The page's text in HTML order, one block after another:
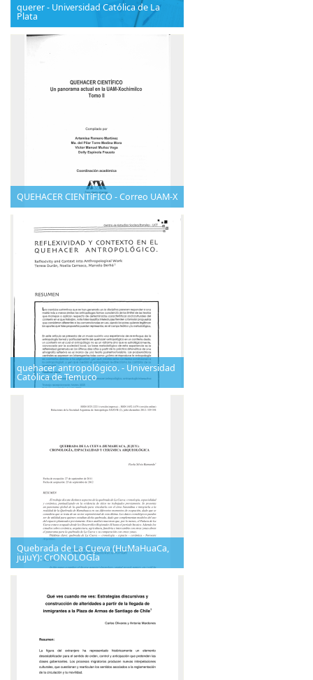
querer - Universidad Católica de La
Plata
QUEHACER CIENTíFICO - Correo UAM-X
quehacer antropológico. - Universidad
Católica de Temuco
Quebrada de La Cueva (HuMaHuaCa,
jujuY): CrONOLOGÍa